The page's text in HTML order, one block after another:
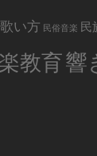
歌い方 民俗音楽 民
教育響